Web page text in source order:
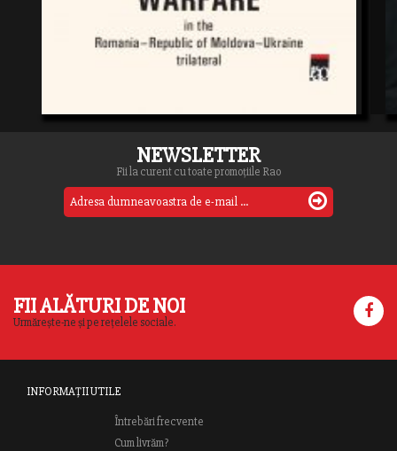
NEWSLETTER
Fii la curent cu toate promoțiile Rao
FII ALĂTURI DE NOI
Urmărește-ne și pe rețelele sociale.
INFORMAȚII UTILE
Întrebări frecvente
Cum livrăm?